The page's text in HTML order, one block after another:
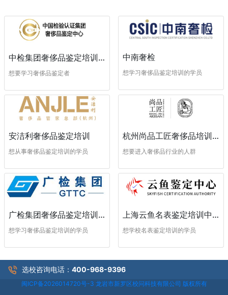
中检集团奢侈品鉴定培训中心
想要学习奢侈品鉴定者
中南奢检
想学习奢侈品鉴定培训的学员
安洁利奢侈品鉴定培训
想从事奢侈品鉴定培训的学员
杭州尚品工匠奢侈品培训学校
想要进入奢侈品行业的人群
广检集团奢侈品鉴定培训中心
想学习奢侈品鉴定培训的学员
上海云鱼名表鉴定培训中心
想学校名表鉴定培训的学员
选校咨询电话： 400-968-9396
闽ICP备2026014720号-3 龙岩市新罗区校问科技有限公司 版权所有